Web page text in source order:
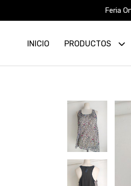
Feria
INICIO PRODUCTOS